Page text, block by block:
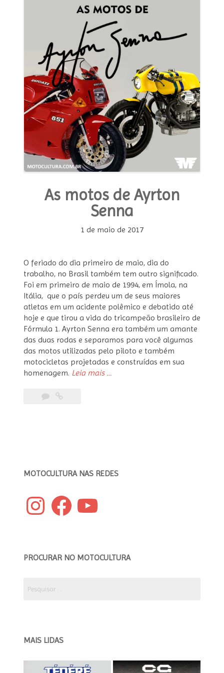
CONTATO
PODCAST
CONCURSO
As motos de Ayrton
Senna
1 de maio de 2017
O feriado do dia primeiro de maio, dia do
trabalho, no Brasil também tem outro significado.
Foi em primeiro de maio de 1994, em Ímola, na
Itália, que o país perdeu um de seus maiores
atletas em um acidente polêmico e debatido até
hoje e que tirou a vida do tricampeão brasileiro de
Fórmula 1. Ayrton Senna era também um amante
das duas rodas e separamos para você algumas
das motos utilizadas pelo piloto e também
motocicletas projetadas e construídas em sua
homenagem. Leia mais “As
…
MOTOCULTURA NAS REDES
InstagramFacebookYouTube
PROCURAR NO MOTOCULTURA
por:
MAIS LIDAS